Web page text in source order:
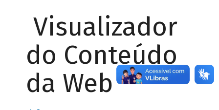
Visualizador
do Conteúdo
da Web